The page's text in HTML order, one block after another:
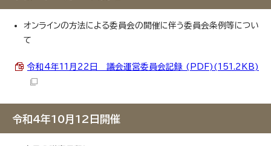
オンラインの方法による委員会の開催に伴う委員会条例等につい
て
令和4年11月22日 議会運営委員会記録 (PDF)(151.2KB)
令和4年10月12日開催